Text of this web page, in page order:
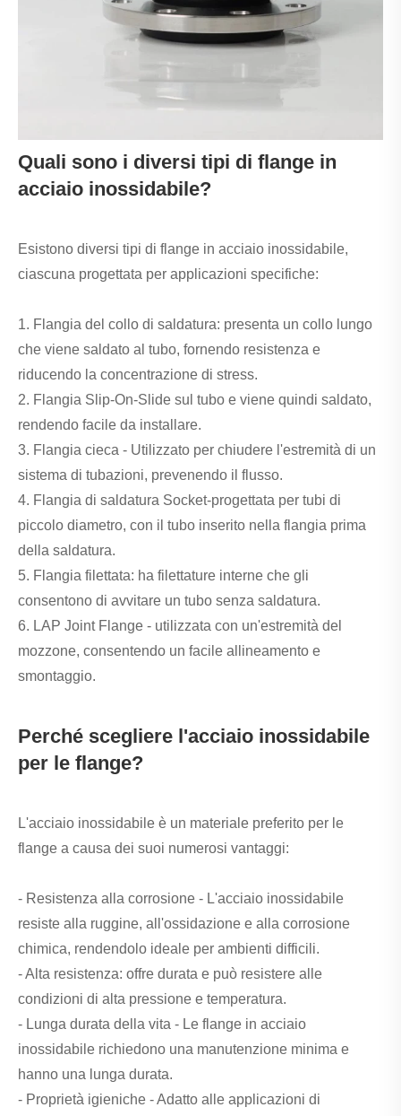
Quali sono i diversi tipi di flange in
acciaio inossidabile?
Esistono diversi tipi di flange in acciaio inossidabile,
ciascuna progettata per applicazioni specifiche:
1. Flangia del collo di saldatura: presenta un collo lungo
che viene saldato al tubo, fornendo resistenza e
riducendo la concentrazione di stress.
2. Flangia Slip-On-Slide sul tubo e viene quindi saldato,
rendendo facile da installare.
3. Flangia cieca - Utilizzato per chiudere l'estremità di un
sistema di tubazioni, prevenendo il flusso.
4. Flangia di saldatura Socket-progettata per tubi di
piccolo diametro, con il tubo inserito nella flangia prima
della saldatura.
5. Flangia filettata: ha filettature interne che gli
consentono di avvitare un tubo senza saldatura.
6. LAP Joint Flange - utilizzata con un'estremità del
mozzone, consentendo un facile allineamento e
smontaggio.
Perché scegliere l'acciaio inossidabile
per le flange?
L'acciaio inossidabile è un materiale preferito per le
flange a causa dei suoi numerosi vantaggi:
- Resistenza alla corrosione - L'acciaio inossidabile
resiste alla ruggine, all'ossidazione e alla corrosione
chimica, rendendolo ideale per ambienti difficili.
- Alta resistenza: offre durata e può resistere alle
condizioni di alta pressione e temperatura.
- Lunga durata della vita - Le flange in acciaio
inossidabile richiedono una manutenzione minima e
hanno una lunga durata.
- Proprietà igieniche - Adatto alle applicazioni di